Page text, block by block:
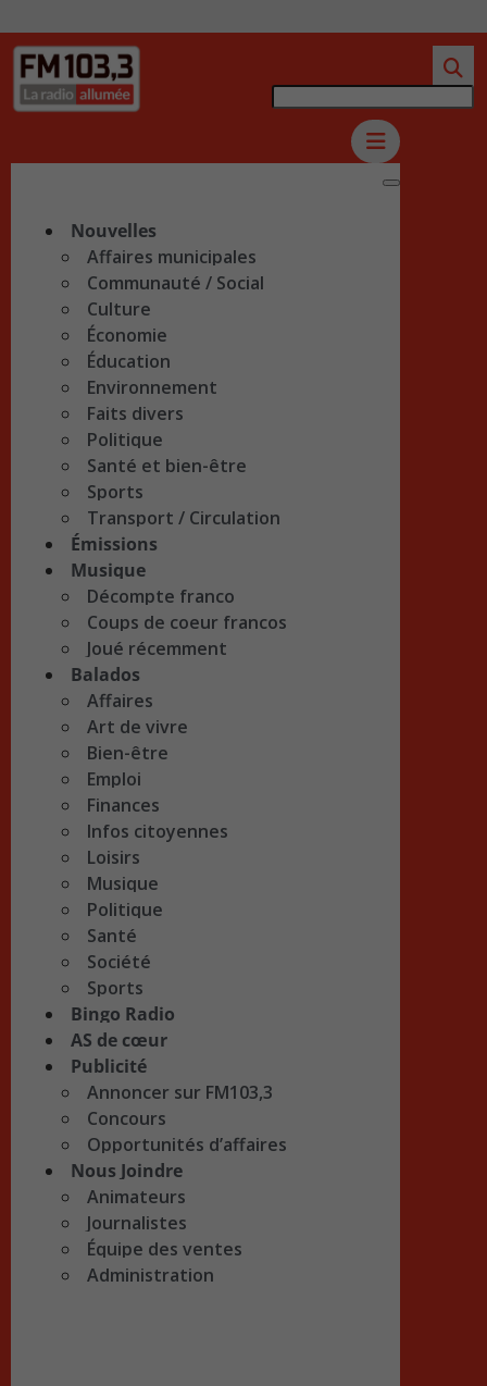
Nouvelles
Affaires municipales
Communauté / Social
Culture
Économie
Éducation
Environnement
Faits divers
Politique
Santé et bien-être
Sports
Transport / Circulation
Émissions
Musique
Décompte franco
Coups de coeur francos
Joué récemment
Balados
Affaires
Art de vivre
Bien-être
Emploi
Finances
Infos citoyennes
Loisirs
Musique
Politique
Santé
Société
Sports
Bingo Radio
AS de cœur
Publicité
Annoncer sur FM103,3
Concours
Opportunités d’affaires
Nous Joindre
Animateurs
Journalistes
Équipe des ventes
Administration